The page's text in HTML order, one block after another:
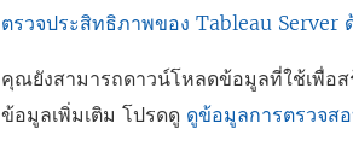
ตรวจประสิทธิภาพของ Tableau
คุณยังสามารถดาวน์โหลดข้อมูลที่ใช้เพื่อ
ข้อมูลเพิ่มเติม โปรดดู ดูข้อมูลการตรวจส